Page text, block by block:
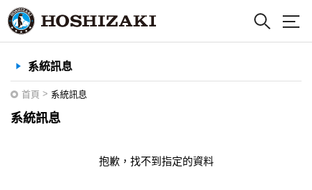
系統訊息
首頁 > 系統訊息
系統訊息
抱歉，找不到指定的資料